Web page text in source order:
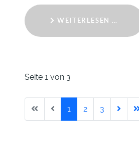
WEITERLESEN …
Seite 1 von 3
1 2 3